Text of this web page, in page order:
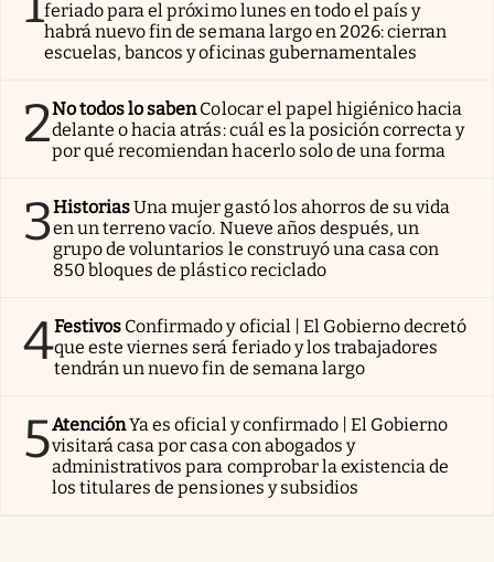
feriado para el próximo lunes en todo el país y
habrá nuevo fin de semana largo en 2026: cierran
escuelas, bancos y oficinas gubernamentales
2No todos lo sabenColocar el papel higiénico hacia
delante o hacia atrás: cuál es la posición correcta y
por qué recomiendan hacerlo solo de una forma
3HistoriasUna mujer gastó los ahorros de su vida
en un terreno vacío. Nueve años después, un
grupo de voluntarios le construyó una casa con
850 bloques de plástico reciclado
4Festivos Confirmado y oficial | El Gobierno decretó
que este viernes será feriado y los trabajadores
tendrán un nuevo fin de semana largo
5AtenciónYa es oficial y confirmado | El Gobierno
visitará casa por casa con abogados y
administrativos para comprobar la existencia de
los titulares de pensiones y subsidios